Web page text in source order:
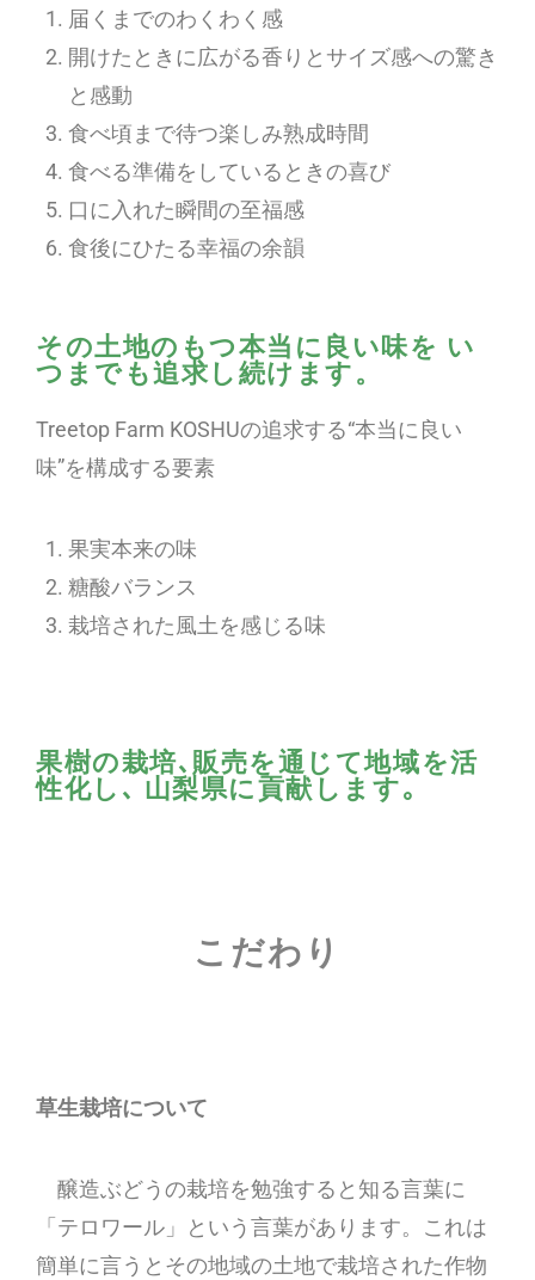
届くまでのわくわく感
開けたときに広がる香りとサイズ感への驚き
と感動
食べ頃まで待つ楽しみ熟成時間
食べる準備をしているときの喜び
口に入れた瞬間の至福感
食後にひたる幸福の余韻
その土地のもつ本当に良い味を い
つまでも追求し続けます。
Treetop Farm KOSHUの追求する“本当に良い
味”を構成する要素
果実本来の味
糖酸バランス
栽培された風土を感じる味
果樹の栽培､販売を通じて地域を活
性化し､ 山梨県に貢献します｡
こだわり
草生栽培について
醸造ぶどうの栽培を勉強すると知る言葉に
「テロワール」という言葉があります。これは
簡単に言うとその地域の土地で栽培された作物